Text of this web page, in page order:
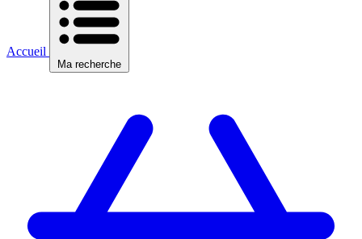
Accueil
Ma recherche